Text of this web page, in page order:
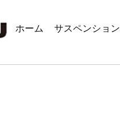
ホーム サスペンション